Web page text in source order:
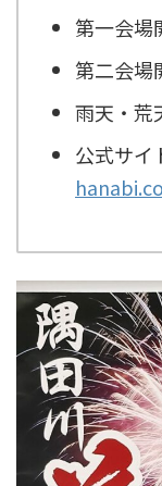
第一会場
第二会場
雨天・荒
公式サイ